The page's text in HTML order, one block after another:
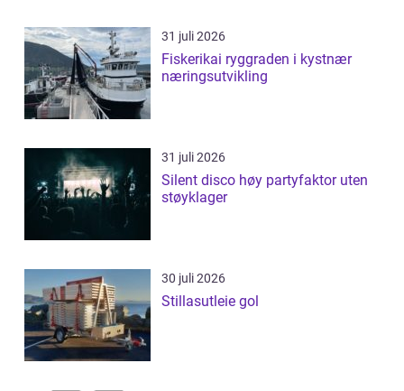
31 juli 2026
Fiskerikai ryggraden i kystnær
næringsutvikling
31 juli 2026
Silent disco høy partyfaktor uten
støyklager
30 juli 2026
Stillasutleie gol